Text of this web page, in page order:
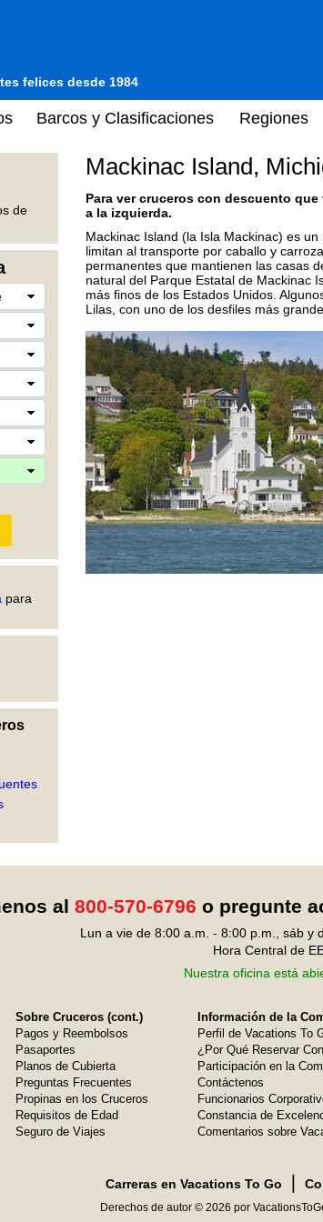
felices desde 1984
Barcos y Clasificaciones Regiones
de
para
Mackinac Island,
Para ver cruceros con descuento
a la izquierda.
Mackinac Island (la Isla Mackinac) es
limitan al transporte por caballo y
permanentes que mantienen las casas
natural del Parque Estatal de Mackinac
más finos de los Estados Unidos.
Lilas, con uno de los desfiles más
al 800-570-6796 o pregunte
Lun a vie de 8:00 a.m. - 8:00 p.m., sáb y
Hora Central de
Nuestra oficina está
Sobre Cruceros (cont.)
Pagos y Reembolsos
Pasaportes
Planos de Cubierta
Preguntas Frecuentes
Propinas en los Cruceros
Requisitos de Edad
Seguro de Viajes
Información de la
Perfil de Vacations To
¿Por Qué Reservar
Participación en la
Contáctenos
Funcionarios
Constancia de
Comentarios sobre
Carreras en Vacations To Go
Derechos de autor © 2026 por